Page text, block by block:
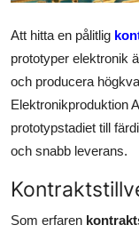
Guest Posting
Crypto
Advertise with US
Business
Att hitta en pålitlig
prototyper elektronik
och producera
Elektronikproduktion
prototypstadiet till
och snabb leverans.
Som erfaren